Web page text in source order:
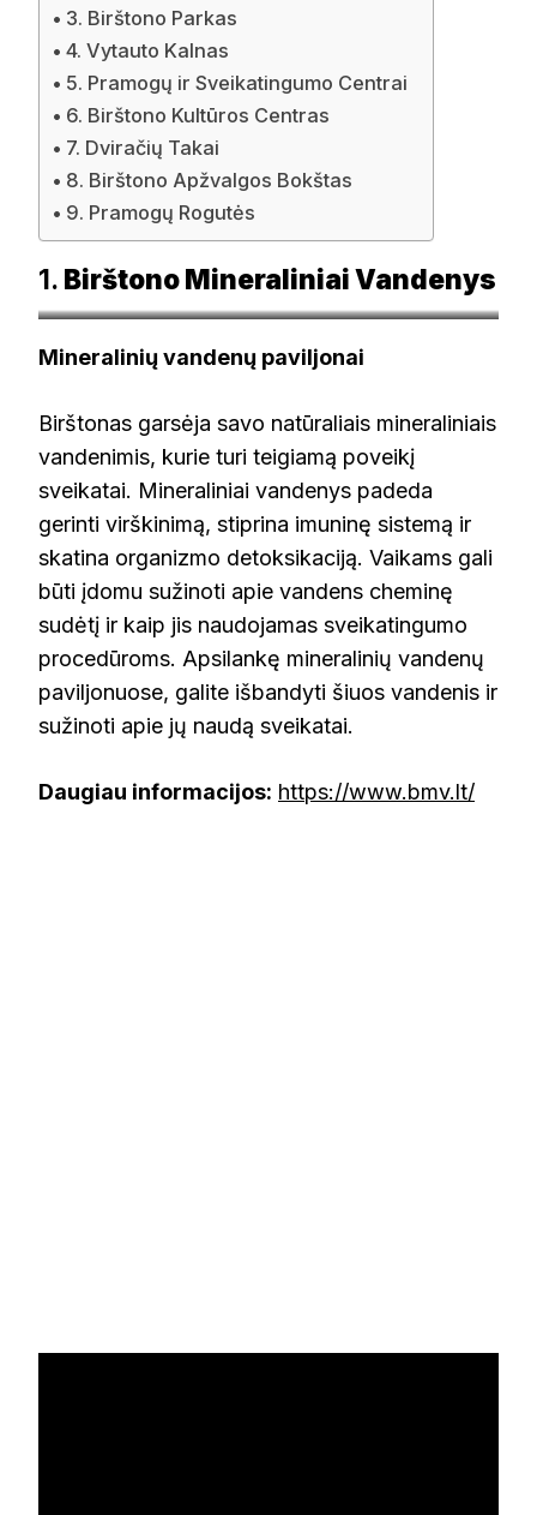
3. Birštono Parkas
4. Vytauto Kalnas
5. Pramogų ir Sveikatingumo Centrai
6. Birštono Kultūros Centras
7. Dviračių Takai
8. Birštono Apžvalgos Bokštas
9. Pramogų Rogutės
1. Birštono Mineraliniai Vandenys
Mineralinių vandenų paviljonai
Birštonas garsėja savo natūraliais mineraliniais
vandenimis, kurie turi teigiamą poveikį
sveikatai. Mineraliniai vandenys padeda
gerinti virškinimą, stiprina imuninę sistemą ir
skatina organizmo detoksikaciją. Vaikams gali
būti įdomu sužinoti apie vandens cheminę
sudėtį ir kaip jis naudojamas sveikatingumo
procedūroms. Apsilankę mineralinių vandenų
paviljonuose, galite išbandyti šiuos vandenis ir
sužinoti apie jų naudą sveikatai.
Daugiau informacijos: https://www.bmv.lt/